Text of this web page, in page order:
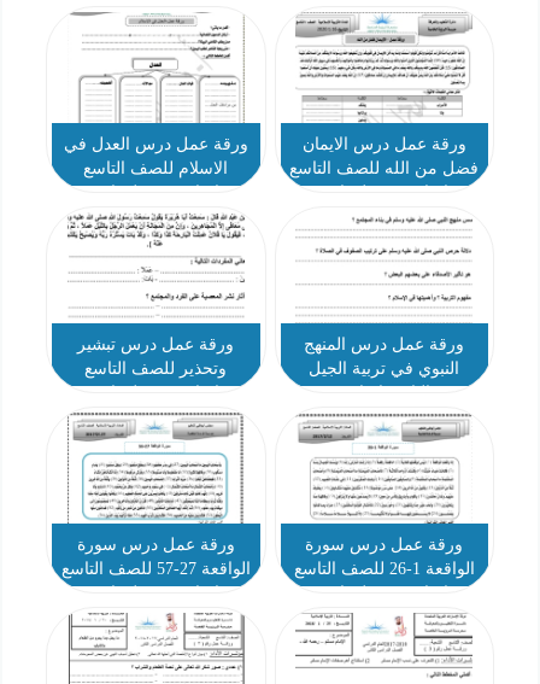
ورقة عمل درس الايمان
فضل من الله للصف التاسع
ورقة عمل درس العدل في
الاسلام للصف التاسع
ورقة عمل درس المنهج
النبوي في تربية الجيل
ثاني
ورقة عمل درس تبشير
وتحذير للصف التاسع
ورقة عمل درس سورة
الواقعة 1-26 للصف التاسع
ورقة عمل درس سورة
الواقعة 27-57 للصف التاسع